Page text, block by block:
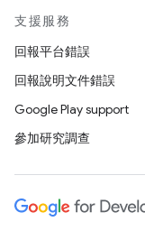
支援服務
回報平台錯誤
回報說明文件錯誤
Google Play support
參加研究調查